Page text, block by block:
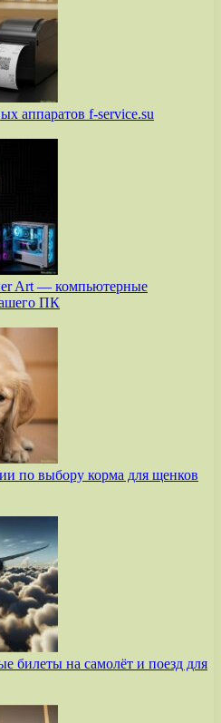
аппаратов f-service.su
Art — компьютерные
ПК
по выбору корма для щенков
билеты на самолёт и поезд для